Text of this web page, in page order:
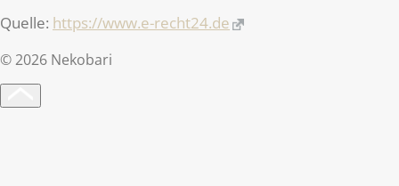
Quelle: https://www.e-recht24.de
©2026 Nekobari